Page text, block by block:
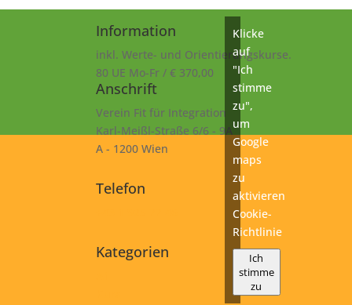
Information
inkl. Werte- und Orientierungskurse.
80 UE Mo-Fr / € 370,00
Anschrift
Verein Fit für Integration
Karl-Meißl-Straße 6/6 - 9A
A - 1200 Wien
Telefon
Kategorien
Klicke
auf
"Ich
stimme
zu",
um
Google
maps
zu
aktivieren
Cookie-
Richtlinie
Ich
stimme
zu